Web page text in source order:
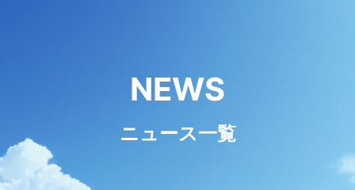
NEWS
ニュース一覧